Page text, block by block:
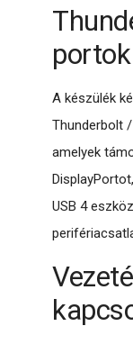
portok
A készülék
Thunderbolt
amelyek
USB 4